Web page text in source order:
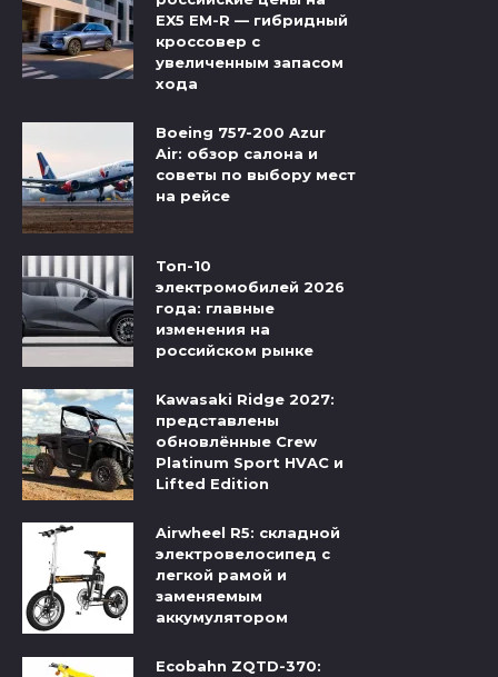
EX5 EM-R — гибридный
кроссовер с
увеличенным запасом
хода
Boeing 757-200 Azur
Air: обзор салона и
советы по выбору мест
на рейсе
Топ-10
электромобилей 2026
года: главные
изменения на
российском рынке
Kawasaki Ridge 2027:
представлены
обновлённые Crew
Platinum Sport HVAC и
Lifted Edition
Airwheel R5: складной
электровелосипед с
легкой рамой и
заменяемым
аккумулятором
Ecobahn ZQTD-370: